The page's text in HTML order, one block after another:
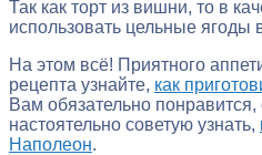
Так как торт из вишни, то в
использовать цельные ягоды
На этом всё! Приятного
рецепта узнайте, как
Вам обязательно
настоятельно советую узнать,
Наполеон.